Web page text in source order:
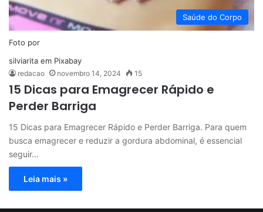
Saúde do Corpo
Foto por
silviarita em Pixabay
redacao novembro 14, 2024 15
15 Dicas para Emagrecer Rápido e
Perder Barriga
15 Dicas para Emagrecer Rápido e Perder Barriga. Para quem
busca emagrecer e reduzir a gordura abdominal, é essencial
seguir…
Leia mais »